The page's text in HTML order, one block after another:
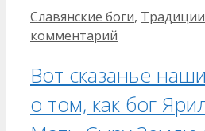
Рубрики
Славянские боги, Традиции
комментарий
Вот сказанье
о том, как бог